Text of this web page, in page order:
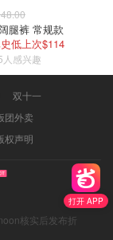
打开 APP
腿裤 常规款
低上次$114
人感兴趣
双十一
团外卖
权声明
核实后发布折